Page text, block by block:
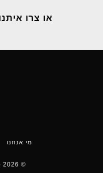
או צרו איתנו
מי אנחנו
© 2026 סטודיו רז. All Rights Reserved